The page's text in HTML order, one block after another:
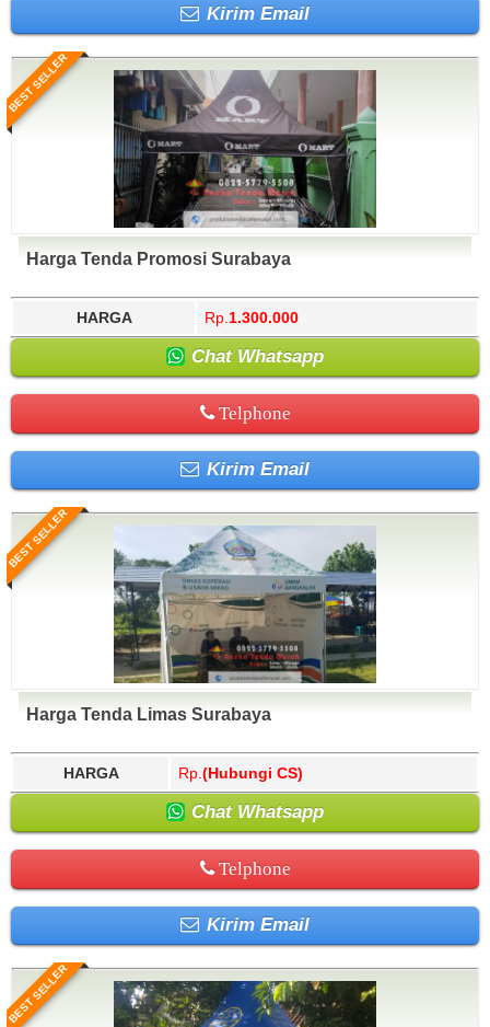
Kirim Email
BEST SELLER
Harga Tenda Promosi Surabaya
HARGA Rp. 1.300.000
Chat Whatsapp
Telphone
Kirim Email
BEST SELLER
Harga Tenda Limas Surabaya
HARGA Rp. (Hubungi CS)
Chat Whatsapp
Telphone
Kirim Email
BEST SELLER